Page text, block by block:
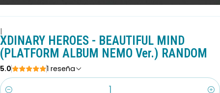
|
XDINARY HEROES - BEAUTIFUL MIND
(PLATFORM ALBUM NEMO Ver.) RANDOM
5.0 1 reseña